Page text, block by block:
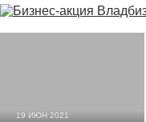
19 ИЮН 2021